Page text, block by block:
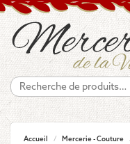
Accueil / Mercerie - Couture